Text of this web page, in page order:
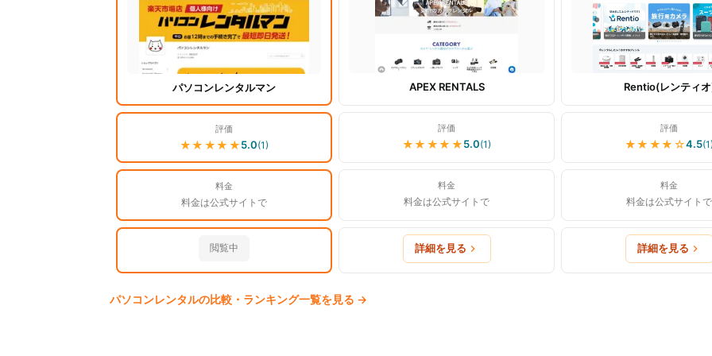
パソコンレンタルマン APEX RENTALS Rentio(レンティ
評価
★★★★★5.0(1)
評価
★★★★★5.0(1)
評価
★★★★ ☆4.5(1
料金
料金は公式サイトで
料金
料金は公式サイトで
料金
料金は公式サイトで
閲覧中 詳細を見る 詳細を見る
パソコンレンタルの比較・ランキング一覧を見る →